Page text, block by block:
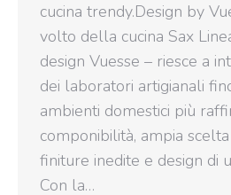
cucina trendy.Design by
volto della cucina Sax
design Vuesse – riesce a
dei laboratori artigianali
ambienti domestici più
componibilità, ampia
finiture inedite e design di
Con la…